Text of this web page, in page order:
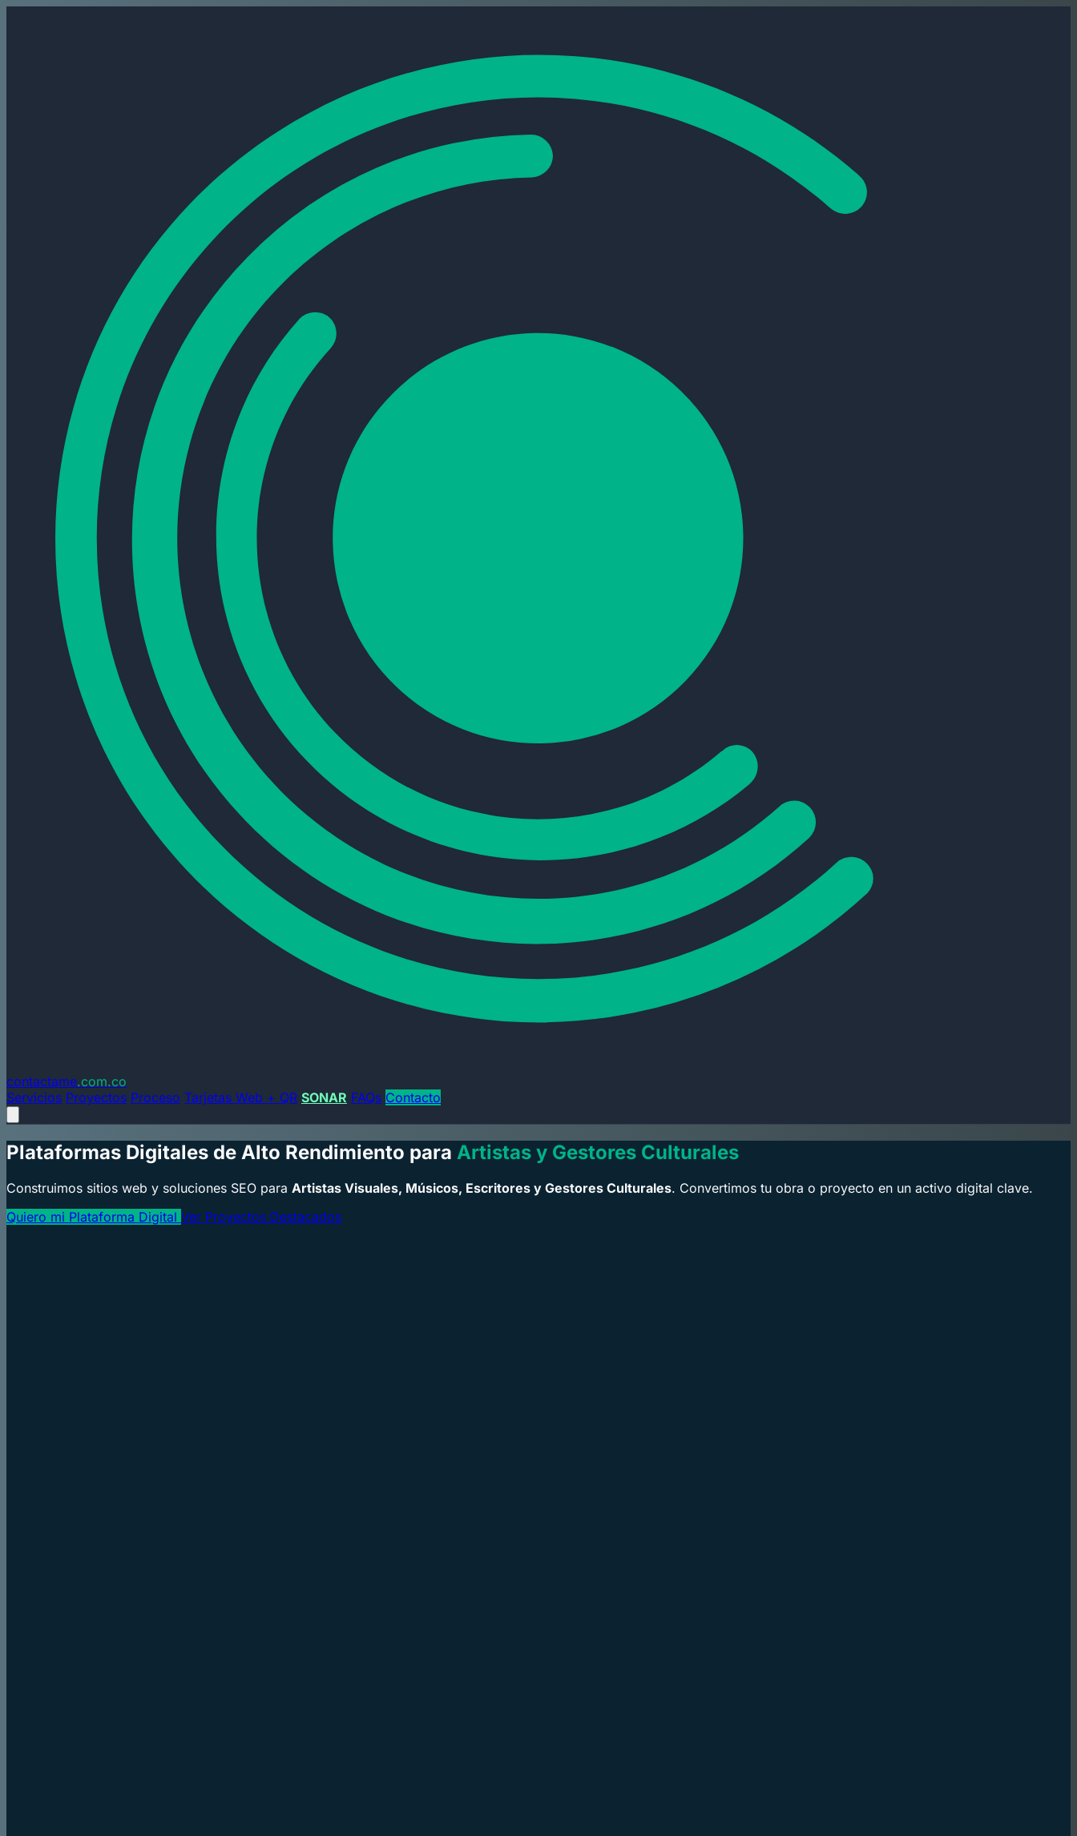
contactame.com.co
Servicios Proyectos Proceso Tarjetas Web + QR SONAR FAQs Contacto
Plataformas Digitales de Alto Rendimiento para Artistas y Gestores Culturales
Construimos sitios web y soluciones SEO para Artistas Visuales, Músicos, Escritores y Gestores Culturales. Convertimos tu obra o proyecto en un activo digital clave.
Quiero mi Plataforma Digital Ver Proyectos Destacados